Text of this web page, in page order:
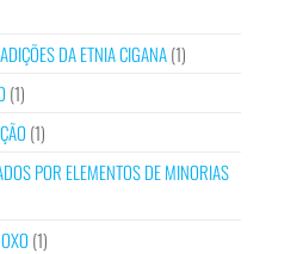
DA ETNIA CIGANA(1)
(1)
(1)
POR ELEMENTOS DE MINORIAS
(1)